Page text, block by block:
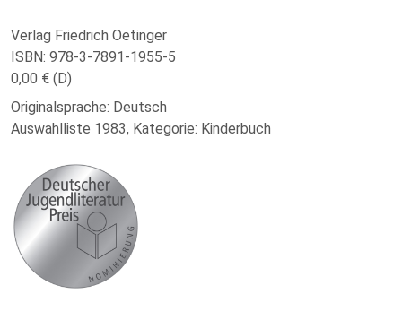
Verlag Friedrich Oetinger
ISBN: 978-3-7891-1955-5
0,00 € (D)
Originalsprache: Deutsch
Auswahlliste 1983, Kategorie: Kinderbuch